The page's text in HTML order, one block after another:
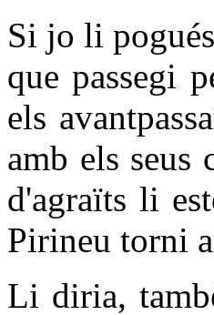
Si jo li
que passegi
els
amb els seus
d'agraïts li
Pirineu torni
Li diria,